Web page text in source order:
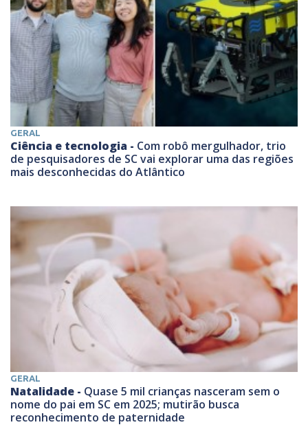
GERAL
Ciência e tecnologia - Com robô mergulhador, trio
de pesquisadores de SC vai explorar uma das regiões
mais desconhecidas do Atlântico
GERAL
Natalidade - Quase 5 mil crianças nasceram sem o
nome do pai em SC em 2025; mutirão busca
reconhecimento de paternidade